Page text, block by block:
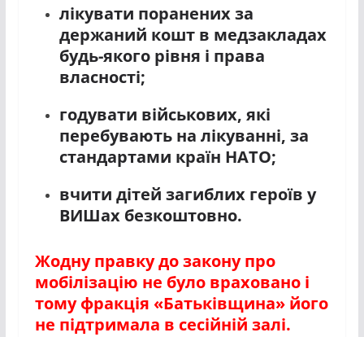
лікувати поранених за
держаний кошт в медзакладах
будь-якого рівня і права
власності;
годувати військових, які
перебувають на лікуванні, за
стандартами країн НАТО;
вчити дітей загиблих героїв у
ВИШах безкоштовно.
Жодну правку до закону про
мобілізацію не було враховано і
тому фракція «Батьківщина» його
не підтримала в сесійній залі.